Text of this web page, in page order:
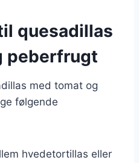
quesadillas
peberfrugt
med tomat og
følgende
hvedetortillas eller